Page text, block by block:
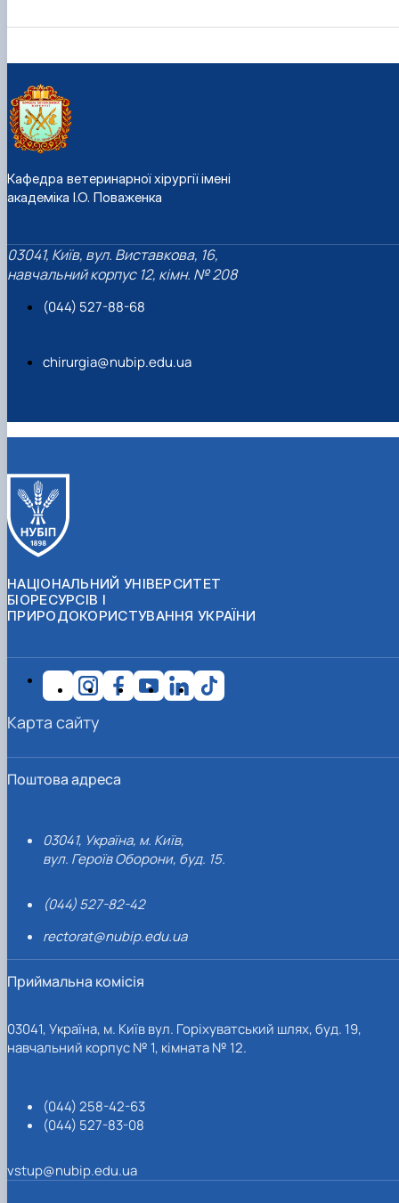
Кафедра ветеринарної хірургії імені
академіка І.О. Поваженка
03041, Київ, вул. Виставкова, 16,
навчальний корпус 12, кімн. № 208
(044) 527-88-68
chirurgia@nubip.edu.ua
НАЦІОНАЛЬНИЙ УНІВЕРСИТЕТ
БІОРЕСУРСІВ І
ПРИРОДОКОРИСТУВАННЯ УКРАЇНИ
Поштова адреса
03041, Україна, м. Київ,
вул. Героїв Оборони, буд. 15.
(044) 527-82-42
rectorat@nubip.edu.ua
Приймальна комісія
03041, Україна, м. Київ вул. Горіхуватський шлях, буд. 19,
навчальний корпус № 1, кімната № 12.
(044) 258-42-63
(044) 527-83-08
vstup@nubip.edu.ua
Карта сайту